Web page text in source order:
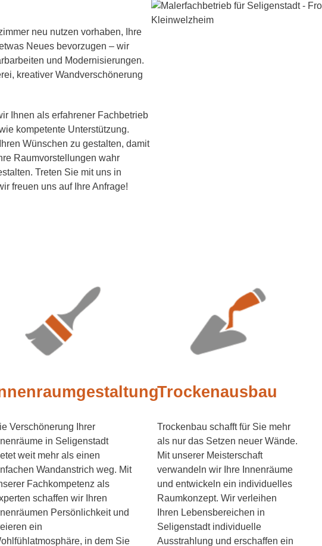
neu nutzen vorhaben, Ihre
Neues bevorzugen – wir
und Modernisierungen.
kreativer Wandverschönerung
Ihnen als erfahrener Fachbetrieb
kompetente Unterstützung.
Wünschen zu gestalten, damit
Raumvorstellungen wahr
Treten Sie mit uns in
freuen uns auf Ihre Anfrage!
Verschönerung Ihrer
in Seligenstadt
weit mehr als einen
Wandanstrich weg. Mit
Fachkompetenz als
schaffen wir Ihren
Persönlichkeit und
ein
in dem Sie
Trockenausbau
Trockenbau schafft für Sie mehr
als nur das Setzen neuer Wände.
Mit unserer Meisterschaft
verwandeln wir Ihre Innenräume
und entwickeln ein individuelles
Raumkonzept. Wir verleihen
Ihren Lebensbereichen in
Seligenstadt individuelle
Ausstrahlung und erschaffen ein